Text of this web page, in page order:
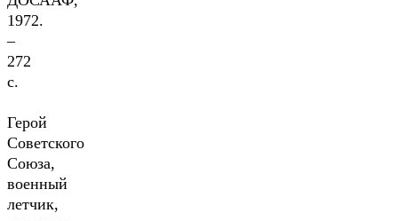
1972.
–
272
с.
Герой
Советского
Союза,
военный
летчик,